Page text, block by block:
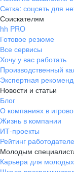
Сетка: соцсеть для
Соискателям
hh PRO
Готовое резюме
Все сервисы
Хочу у вас работать
Производственный
Экспертная
Новости и статьи
Блог
О компаниях в
Жизнь в компании
ИТ-проекты
Рейтинг
Молодым
Карьера для